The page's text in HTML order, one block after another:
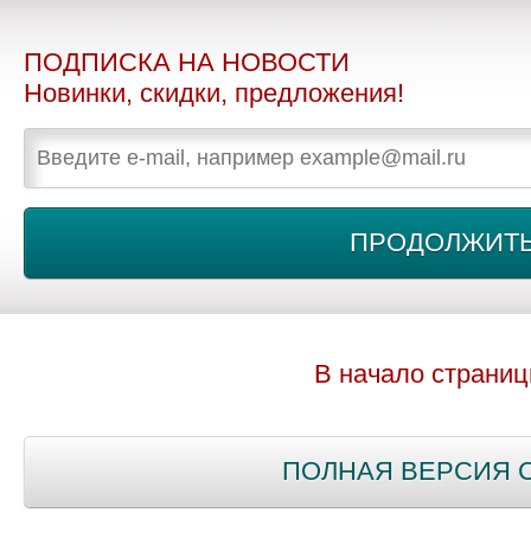
ПОДПИСКА НА НОВОСТИ
Новинки, скидки, предложения!
В начало
ПОЛНАЯ ВЕРСИЯ